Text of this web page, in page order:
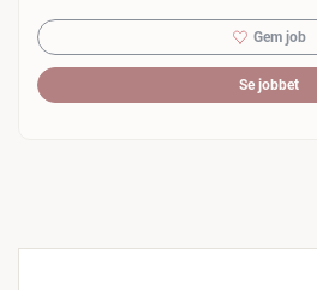
Gem job
Se jobbet